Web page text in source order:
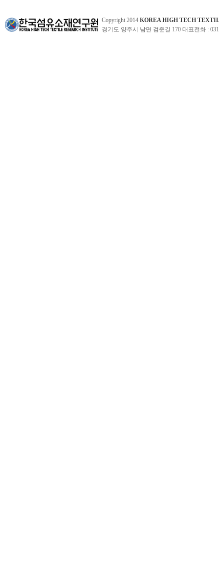
Copyright 2014 KOREA HIGH TECH
경기도 양주시 남면 검준길 170 대표전화 :